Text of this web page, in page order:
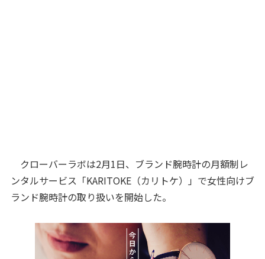
クローバーラボは2月1日、ブランド腕時計の月額制レ
ンタルサービス「KARITOKE（カリトケ）」で女性向けブ
ランド腕時計の取り扱いを開始した。